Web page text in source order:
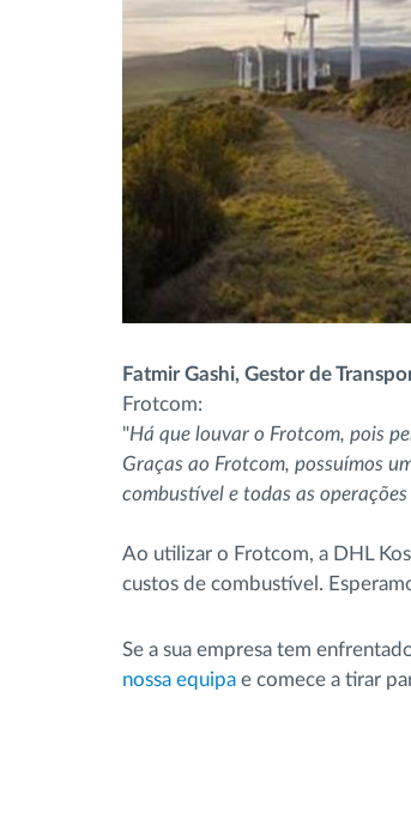
Fatmir Gashi, Gestor de
Frotcom:
"Há que louvar o Frotcom, pois
Graças ao Frotcom, possuímos
combustível e todas as
Ao utilizar o Frotcom, a DHL
custos de combustível.
Se a sua empresa tem
nossa equipa e comece a tirar